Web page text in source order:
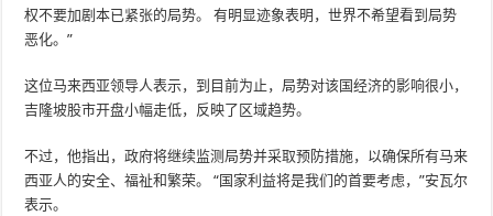
权不要加剧本已紧张的局势。 有明显迹象表明，世界不希望看到局势
恶化。”
这位马来西亚领导人表示，到目前为止，局势对该国经济的影响很小，
吉隆坡股市开盘小幅走低，反映了区域趋势。
不过，他指出，政府将继续监测局势并采取预防措施，以确保所有马来
西亚人的安全、福祉和繁荣。 “国家利益将是我们的首要考虑，”安瓦尔
表示。